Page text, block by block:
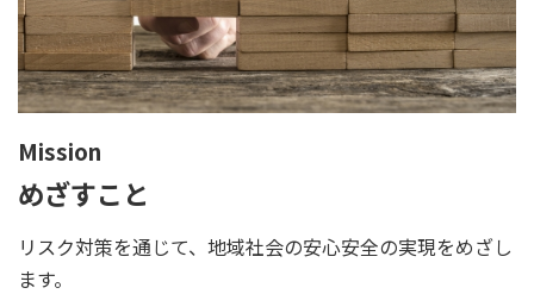
Mission
めざすこと
リスク対策を通じて、地域社会の安心安全の実現をめざし
ます。